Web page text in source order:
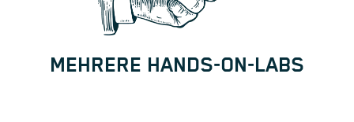
MEHRERE HANDS-ON-LABS